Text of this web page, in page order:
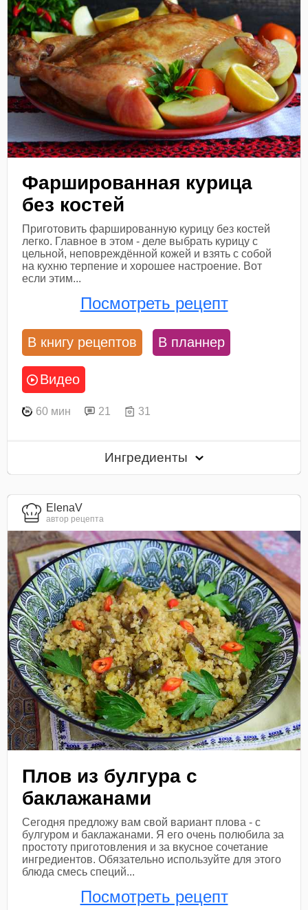
Фаршированная курица
без костей
Приготовить фаршированную курицу без костей
легко. Главное в этом - деле выбрать курицу с
цельной, неповреждённой кожей и взять с собой
на кухню терпение и хорошее настроение. Вот
если этим...
Посмотреть рецепт
В книгу рецептов В планнер
Видео
60 мин 21 31
Ингредиенты
ElenaV
автор рецепта
Плов из булгура с
баклажанами
Сегодня предложу вам свой вариант плова - с
булгуром и баклажанами. Я его очень полюбила за
простоту приготовления и за вкусное сочетание
ингредиентов. Обязательно используйте для этого
блюда смесь специй...
Посмотреть рецепт